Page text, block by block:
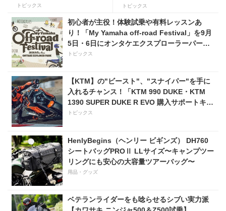
外ではダックスのスペックも
明らかに
トピックス
定！ シリーズ最高58馬力＆
「旧CB400SF」を超えた!?
【Honda2026新車ニュース】
トピックス
初心者が主役！体験試乗や有料レッスンあ
り！「My Yamaha off-road Festival」を9月
5日・6日にオンタケエクスプローラーパーク
で実施！
トピックス
【KTM】の"ビースト"、"スナイパー"を手に
入れるチャンス！「KTM 990 DUKE・KTM
1390 SUPER DUKE R EVO 購入サポートキャ
ンペーン」
トピックス
HenlyBegins（ヘンリー ビギンズ） DH760
シートバッグPROⅡ LLサイズ〜キャンプツー
リングにも安心の大容量ツアーバッグ〜
用品・グッズ
ベテランライダーをも唸らせるシブい実力派